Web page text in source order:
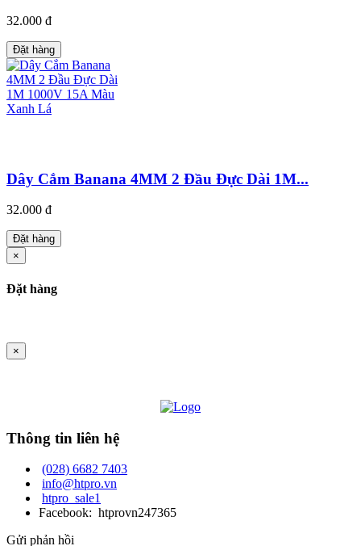
32.000 đ
Đặt hàng
Dây Cắm Banana 4MM 2 Đầu Đực Dài 1M...
32.000 đ
Đặt hàng
×
Đặt hàng
×
Thông tin liên hệ
(028) 6682 7403
info@htpro.vn
htpro_sale1
Facebook: htprovn247365
Gửi phản hồi